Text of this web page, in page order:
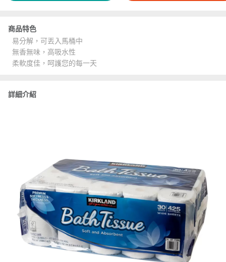
商品特色
易分解，可丟入馬桶中
無香無味，高吸水性
柔軟度佳，呵護您的每一天
詳細介紹